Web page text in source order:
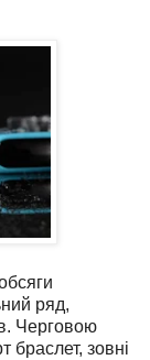
ряд,
Черговою
браслет, зовні